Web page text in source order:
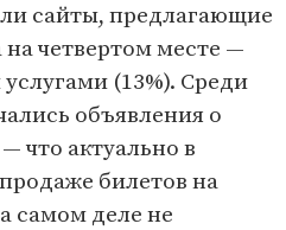
сайты, предлагающие
на четвертом месте —
(13%). Среди
объявления о
что актуально в
билетов на
самом деле не